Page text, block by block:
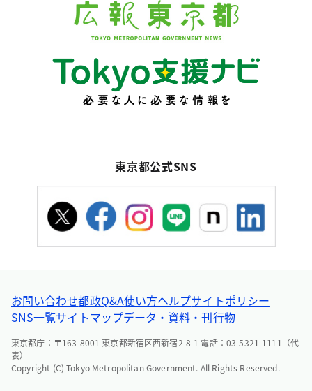
東京都公式SNS
お問い合わせ都政Q&A使い方ヘルプサイトポリシー
SNS一覧サイトマップデータ・資料・刊行物
東京都庁：〒163-8001 東京都新宿区西新宿2-8-1 電話：03-5321-1111（代
表）
Copyright (C) Tokyo Metropolitan Government. All Rights Reserved.